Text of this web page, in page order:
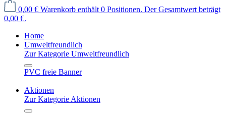
0,00 € Warenkorb enthält 0 Positionen. Der Gesamtwert beträgt
0,00 €.
Home
Umweltfreundlich
Zur Kategorie Umweltfreundlich
PVC freie Banner
Aktionen
Zur Kategorie Aktionen